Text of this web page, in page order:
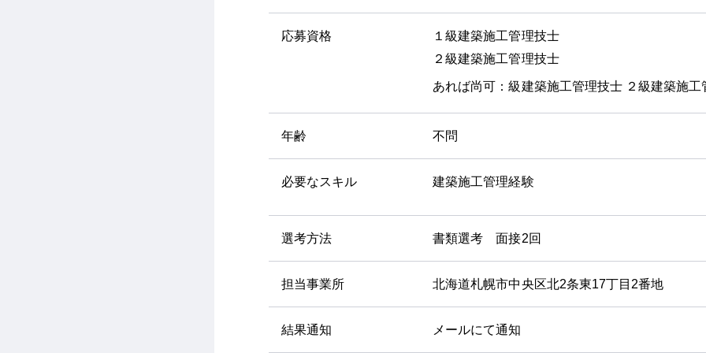
応募資格
１級建築施工管理技士
２級建築施工管理技士
あれば尚可：級建築施工管理技士 ２級建築施工
年齢 不問
必要なスキル 建築施工管理経験
選考方法 書類選考 面接2回
担当事業所 北海道札幌市中央区北2条東17丁目2番地
結果通知 メールにて通知